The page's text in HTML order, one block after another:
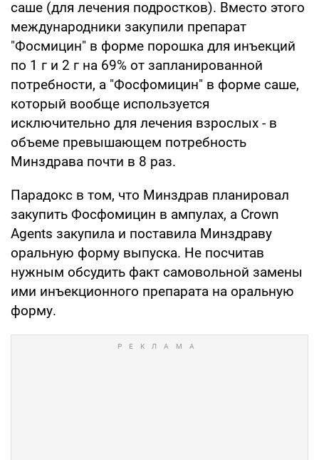
саше (для лечения подростков). Вместо этого
международники закупили препарат
"Фосмицин" в форме порошка для инъекций
по 1 г и 2 г на 69% от запланированной
потребности, а "Фосфомицин" в форме саше,
который вообще используется
исключительно для лечения взрослых - в
объеме превышающем потребность
Минздрава почти в 8 раз.
Парадокс в том, что Минздрав планировал
закупить Фосфомицин в ампулах, а Crown
Agents закупила и поставила Минздраву
оральную форму выпуска. Не посчитав
нужным обсудить факт самовольной замены
ими инъекционного препарата на оральную
форму.